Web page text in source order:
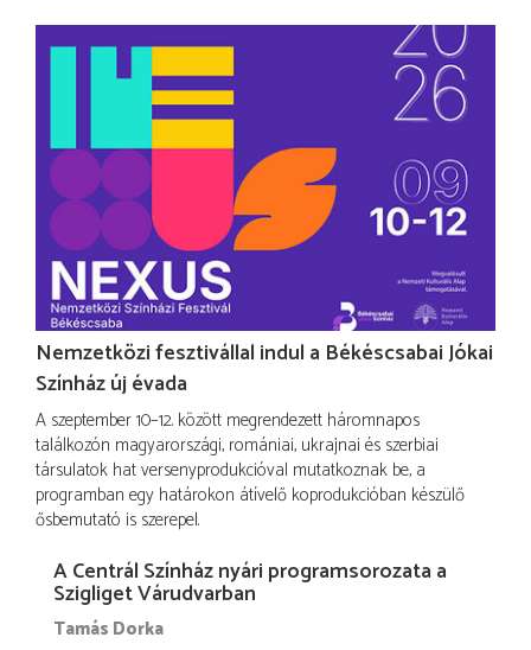
Nemzetközi fesztivállal indul a Békéscsabai Jókai
Színház új évada
A szeptember 10–12. között megrendezett háromnapos
találkozón magyarországi, romániai, ukrajnai és szerbiai
társulatok hat versenyprodukcióval mutatkoznak be, a
programban egy határokon átívelő koprodukcióban készülő
ősbemutató is szerepel.
A Centrál Színház nyári programsorozata a
Szigliget Várudvarban
Tamás Dorka